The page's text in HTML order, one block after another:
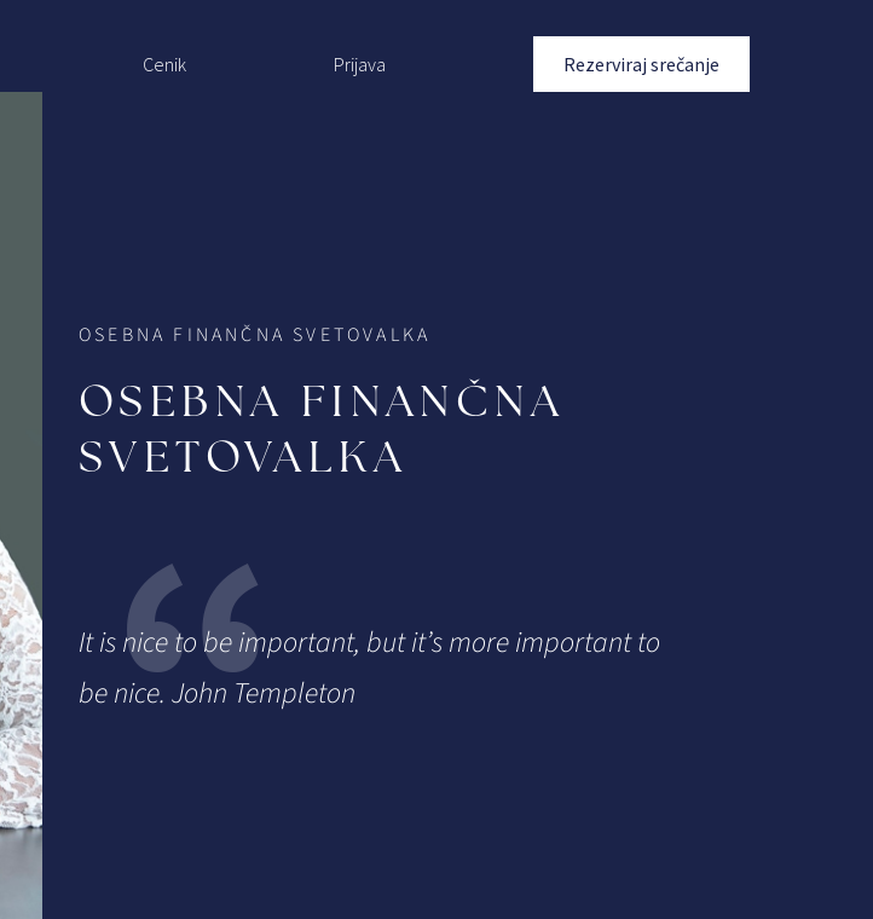
Cenik Prijava Rezerviraj srečanje
OSEBNA FINANČNA SVETOVALKA
OSEBNA FINANČNA
SVETOVALKA
It is nice to be important, but it’s more important to
be nice. John Templeton